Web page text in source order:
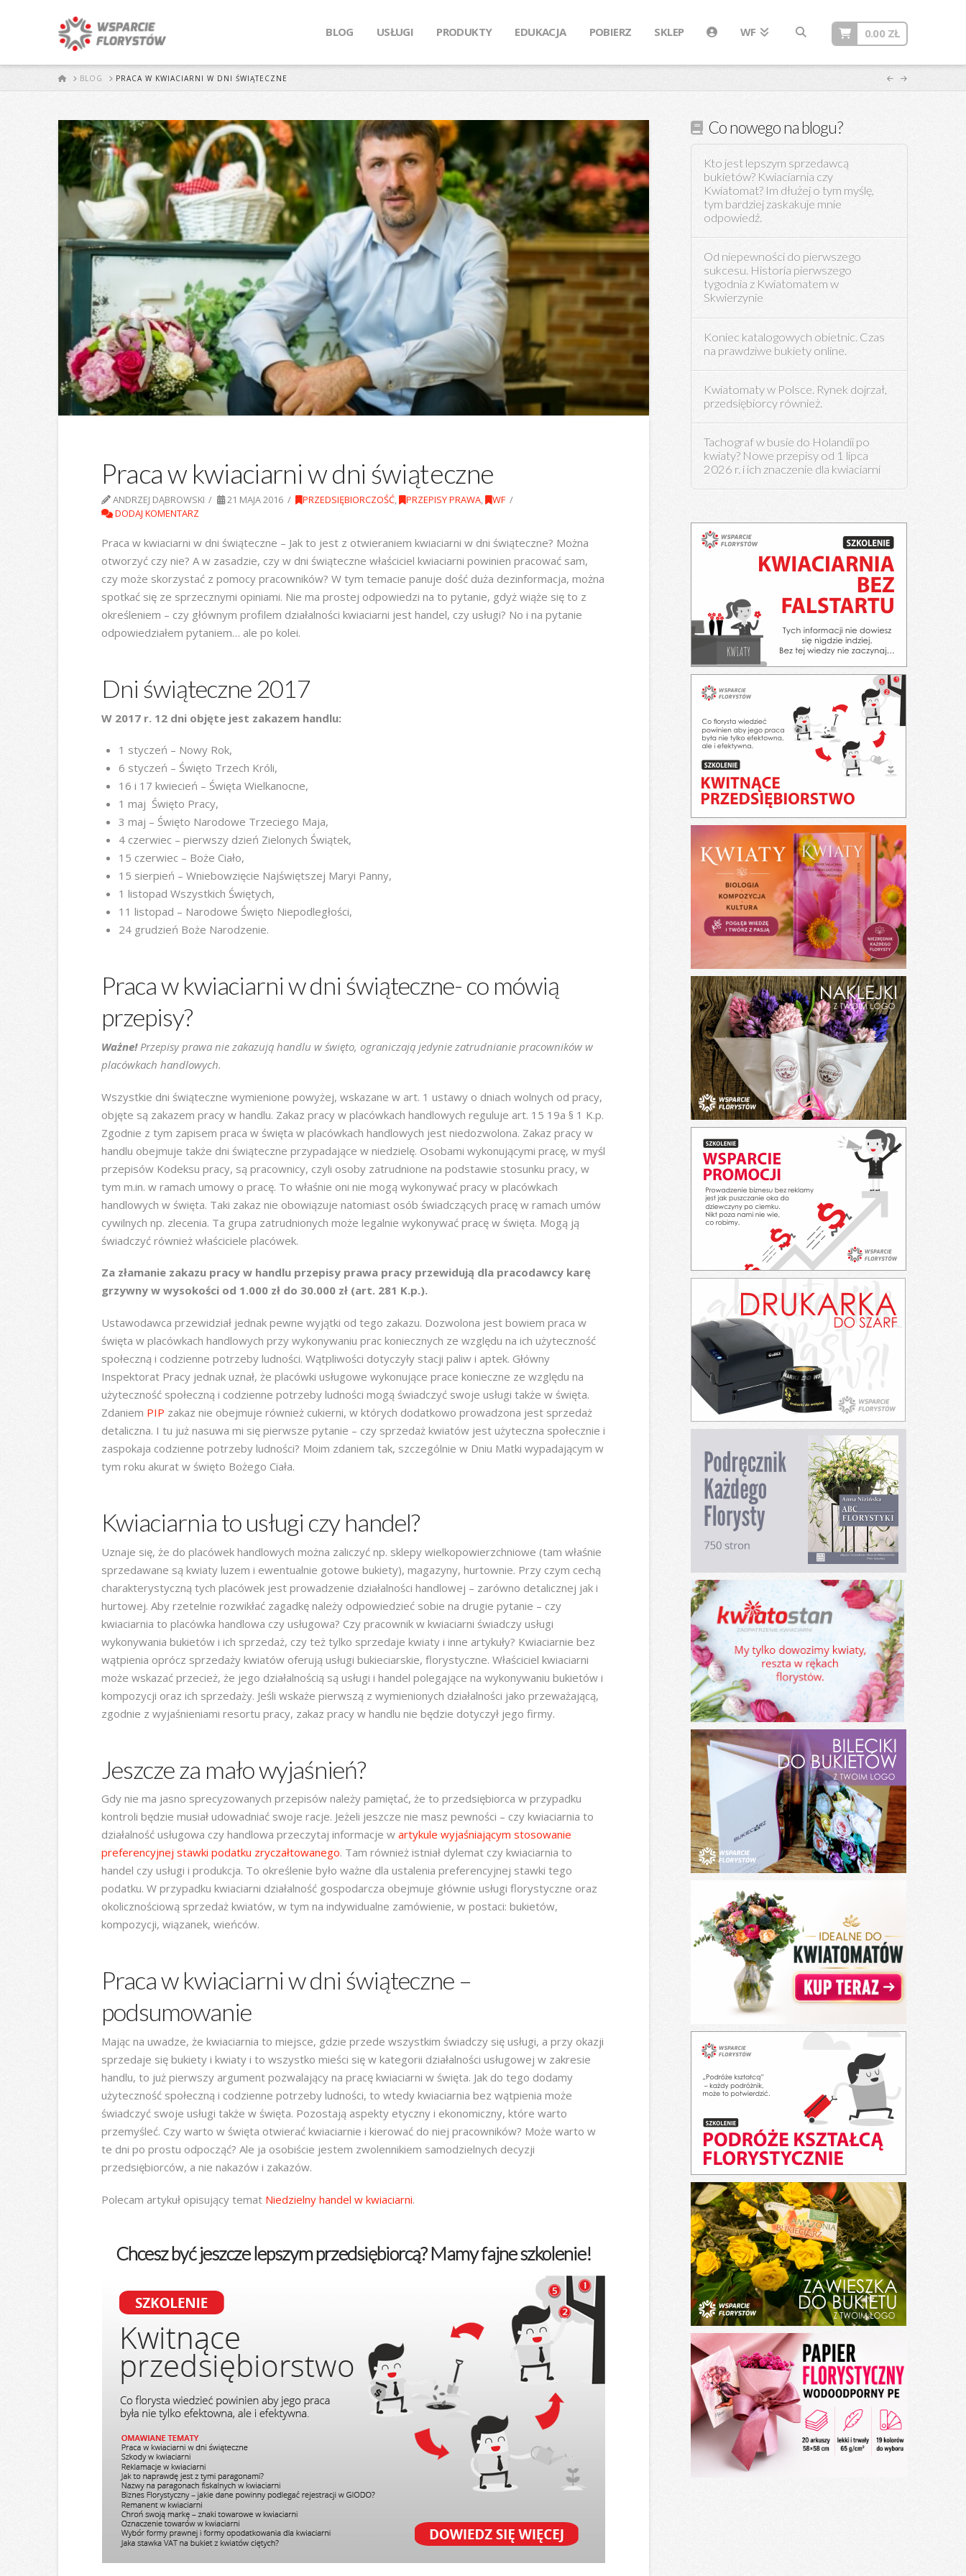
BLOG USŁUGI PRODUKTY EDUKACJA POBIERZ SKLEP WF 0.00 ZŁ
STARTBLOG PRACA W KWIACIARNI W DNI ŚWIĄTECZNE
Praca w kwiaciarni w dni świąteczne
ANDRZEJ DĄBROWSKI 21 MAJA 2016 PRZEDSIĘBIORCZOŚĆ, PRZEPISY PRAWA, WF
DODAJ KOMENTARZ
Praca w kwiaciarni w dni świąteczne – Jak to jest z otwieraniem kwiaciarni w dni świąteczne? Można
otworzyć czy nie? A w zasadzie, czy w dni świąteczne właściciel kwiaciarni powinien pracować sam,
czy może skorzystać z pomocy pracowników? W tym temacie panuje dość duża dezinformacja, można
spotkać się ze sprzecznymi opiniami. Nie ma prostej odpowiedzi na to pytanie, gdyż wiąże się to z
określeniem – czy głównym profilem działalności kwiaciarni jest handel, czy usługi? No i na pytanie
odpowiedziałem pytaniem… ale po kolei.
Dni świąteczne 2017
W 2017 r. 12 dni objęte jest zakazem handlu:
1 styczeń – Nowy Rok,
6 styczeń – Święto Trzech Króli,
16 i 17 kwiecień – Święta Wielkanocne,
1 maj ­ Święto Pracy,
3 maj – Święto Narodowe Trzeciego Maja,
4 czerwiec – pierwszy dzień Zielonych Świątek,
15 czerwiec – Boże Ciało,
15 sierpień – Wniebowzięcie Najświętszej Maryi Panny,
1 listopad Wszystkich Świętych,
11 listopad – Narodowe Święto Niepodległości,
24 grudzień Boże Narodzenie.
Praca w kwiaciarni w dni świąteczne- co mówią
przepisy?
Ważne!Przepisy prawa nie zakazują handlu w święto, ograniczają jedynie zatrudnianie pracowników w
placówkach handlowych.
Wszystkie dni świąteczne wymienione powyżej, wskazane w art. 1 ustawy o dniach wolnych od pracy,
objęte są zakazem pracy w handlu. Zakaz pracy w placówkach handlowych reguluje art. 15 19a § 1 K.p.
Zgodnie z tym zapisem praca w święta w placówkach handlowych jest niedozwolona. Zakaz pracy w
handlu obejmuje także dni świąteczne przypadające w niedzielę. Osobami wykonującymi pracę, w myśl
przepisów Kodeksu pracy, są pracownicy, czyli osoby zatrudnione na podstawie stosunku pracy, w
tym m.in. w ramach umowy o pracę. To właśnie oni nie mogą wykonywać pracy w placówkach
handlowych w święta. Taki zakaz nie obowiązuje natomiast osób świadczących pracę w ramach umów
cywilnych np. zlecenia. Ta grupa zatrudnionych może legalnie wykonywać pracę w święta. Mogą ją
świadczyć również właściciele placówek.
Za złamanie zakazu pracy w handlu przepisy prawa pracy przewidują dla pracodawcy karę
grzywny w wysokości od 1.000 zł do 30.000 zł (art. 281 K.p.).
Ustawodawca przewidział jednak pewne wyjątki od tego zakazu. Dozwolona jest bowiem praca w
święta w placówkach handlowych przy wykonywaniu prac koniecznych ze względu na ich użyteczność
społeczną i codzienne potrzeby ludności. Wątpliwości dotyczyły stacji paliw i aptek. Główny
Inspektorat Pracy jednak uznał, że placówki usługowe wykonujące prace konieczne ze względu na
użyteczność społeczną i codzienne potrzeby ludności mogą świadczyć swoje usługi także w święta.
Zdaniem PIP zakaz nie obejmuje również cukierni, w których dodatkowo prowadzona jest sprzedaż
detaliczna. I tu już nasuwa mi się pierwsze pytanie – czy sprzedaż kwiatów jest użyteczna społecznie i
zaspokaja codzienne potrzeby ludności? Moim zdaniem tak, szczególnie w Dniu Matki wypadającym w
tym roku akurat w święto Bożego Ciała.
Kwiaciarnia to usługi czy handel?
Uznaje się, że do placówek handlowych można zaliczyć np. sklepy wielkopowierzchniowe (tam właśnie
sprzedawane są kwiaty luzem i ewentualnie gotowe bukiety), magazyny, hurtownie. Przy czym cechą
charakterystyczną tych placówek jest prowadzenie działalności handlowej – zarówno detalicznej jak i
hurtowej. Aby rzetelnie rozwikłać zagadkę należy odpowiedzieć sobie na drugie pytanie – czy
kwiaciarnia to placówka handlowa czy usługowa? Czy pracownik w kwiaciarni świadczy usługi
wykonywania bukietów i ich sprzedaż, czy też tylko sprzedaje kwiaty i inne artykuły? Kwiaciarnie bez
wątpienia oprócz sprzedaży kwiatów oferują usługi bukieciarskie, florystyczne. Właściciel kwiaciarni
może wskazać przecież, że jego działalnością są usługi i handel polegające na wykonywaniu bukietów i
kompozycji oraz ich sprzedaży. Jeśli wskaże pierwszą z wymienionych działalności jako przeważającą,
zgodnie z wyjaśnieniami resortu pracy, zakaz pracy w handlu nie będzie dotyczył jego firmy.
Jeszcze za mało wyjaśnień?
Gdy nie ma jasno sprecyzowanych przepisów należy pamiętać, że to przedsiębiorca w przypadku
kontroli będzie musiał udowadniać swoje racje. Jeżeli jeszcze nie masz pewności – czy kwiaciarnia to
działalność usługowa czy handlowa przeczytaj informacje w artykule wyjaśniającym stosowanie
preferencyjnej stawki podatku zryczałtowanego. Tam również istniał dylemat czy kwiaciarnia to
handel czy usługi i produkcja. To określenie było ważne dla ustalenia preferencyjnej stawki tego
podatku. W przypadku kwiaciarni działalność gospodarcza obejmuje głównie usługi florystyczne oraz
okolicznościową sprzedaż kwiatów, w tym na indywidualne zamówienie, w postaci: bukietów,
kompozycji, wiązanek, wieńców.
Praca w kwiaciarni w dni świąteczne –
podsumowanie
Mając na uwadze, że kwiaciarnia to miejsce, gdzie przede wszystkim świadczy się usługi, a przy okazji
sprzedaje się bukiety i kwiaty i to wszystko mieści się w kategorii działalności usługowej w zakresie
handlu, to już pierwszy argument pozwalający na pracę kwiaciarni w święta. Jak do tego dodamy
użyteczność społeczną i codzienne potrzeby ludności, to wtedy kwiaciarnia bez wątpienia może
świadczyć swoje usługi także w święta. Pozostają aspekty etyczny i ekonomiczny, które warto
przemyśleć. Czy warto w święta otwierać kwiaciarnie i kierować do niej pracowników? Może warto w
te dni po prostu odpocząć? Ale ja osobiście jestem zwolennikiem samodzielnych decyzji
przedsiębiorców, a nie nakazów i zakazów.
Polecam artykuł opisujący temat Niedzielny handel w kwiaciarni.
Chcesz być jeszcze lepszym przedsiębiorcą? Mamy fajne szkolenie!
Co nowego na blogu?
Kto jest lepszym sprzedawcą
bukietów? Kwiaciarnia czy
Kwiatomat? Im dłużej o tym myślę,
tym bardziej zaskakuje mnie
odpowiedź.
Od niepewności do pierwszego
sukcesu. Historia pierwszego
tygodnia z Kwiatomatem w
Skwierzynie
Koniec katalogowych obietnic. Czas
na prawdziwe bukiety online.
Kwiatomaty w Polsce. Rynek dojrzał,
przedsiębiorcy również.
Tachograf w busie do Holandii po
kwiaty? Nowe przepisy od 1 lipca
2026 r. i ich znaczenie dla kwiaciarni